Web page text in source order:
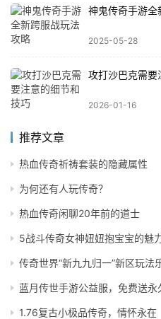
神鬼传奇手游全
2025-05-28
攻打沙巴克需要
2026-01-16
推荐文章
热血传奇祈祷套装的隐藏属性
为何还有人玩传奇？
热血传奇闲聊20年前的道士
5战斗传奇女神妞妞抱宝宝的魅
传奇世界“新九九归一”新区玩法
蓝月传世手游公益服，免费送永
1.76复古小极品传奇，情怀永在